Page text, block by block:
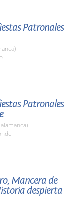
Patronales
Patronales
Mancera de
despierta